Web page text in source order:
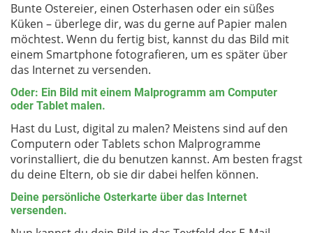
Bunte Ostereier, einen Osterhasen oder ein süßes
Küken – überlege dir, was du gerne auf Papier malen
möchtest. Wenn du fertig bist, kannst du das Bild mit
einem Smartphone fotografieren, um es später über
das Internet zu versenden.
Oder: Ein Bild mit einem Malprogramm am Computer
oder Tablet malen.
Hast du Lust, digital zu malen? Meistens sind auf den
Computern oder Tablets schon Malprogramme
vorinstalliert, die du benutzen kannst. Am besten fragst
du deine Eltern, ob sie dir dabei helfen können.
Deine persönliche Osterkarte über das Internet
versenden.